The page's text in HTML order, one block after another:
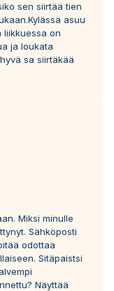
sen siirtää tien
asuu
liikkuessa on
ja loukata
sa siirtäkää
Miksi minulle
Sähköposti
odottaa
Sitäpaistsi
Näyttää